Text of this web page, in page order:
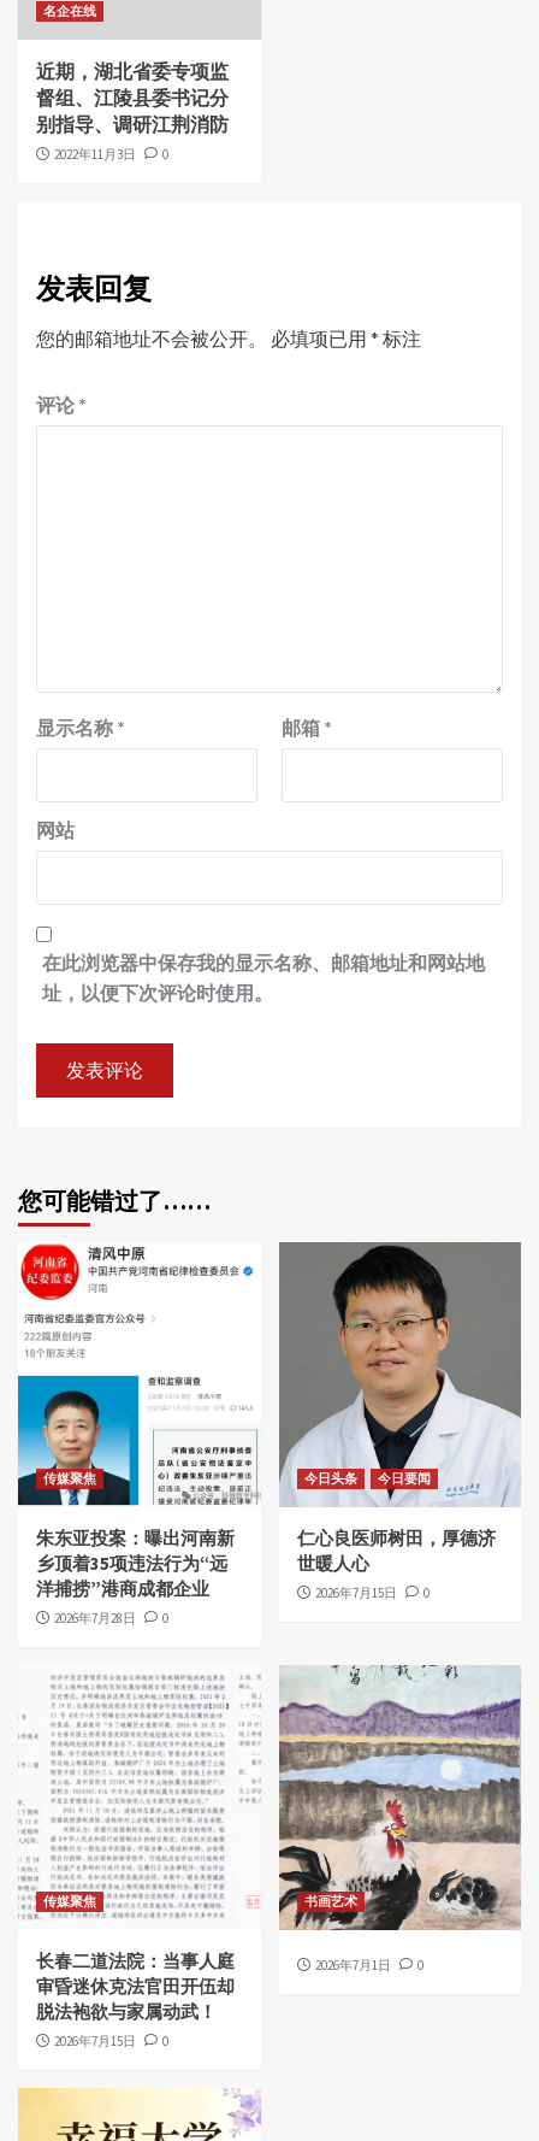
名企在线
近期，湖北省委专项监
督组、江陵县委书记分
别指导、调研江荆消防
2022年11月3日 0
发表回复
您的邮箱地址不会被公开。 必填项已用 * 标注
评论 *
显示名称 * 邮箱 *
网站
在此浏览器中保存我的显示名称、邮箱地址和网站地
址，以便下次评论时使用。
您可能错过了……
传媒聚焦
朱东亚投案：曝出河南新
乡顶着35项违法行为“远
洋捕捞”港商成都企业
2026年7月28日 0
今日头条 今日要闻
仁心良医师树田，厚德济
世暖人心
2026年7月15日 0
传媒聚焦
长春二道法院：当事人庭
审昏迷休克法官田开伍却
脱法袍欲与家属动武！
2026年7月15日 0
书画艺术
2026年7月1日 0